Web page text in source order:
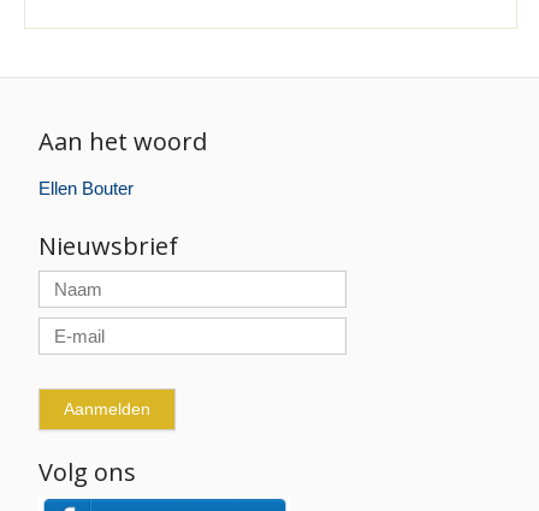
Aan het woord
Ellen Bouter
Nieuwsbrief
Volg ons